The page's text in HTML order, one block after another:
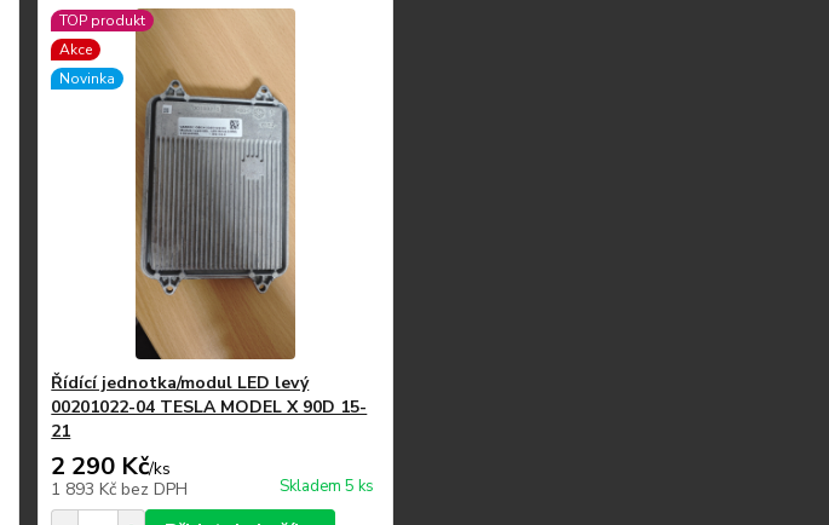
TOP produkt
Akce
Novinka
Řídící jednotka/modul LED levý
00201022-04 TESLA MODEL X 90D 15-
21
2 290 Kč/ks
1 893 Kčbez DPH Skladem 5 ks